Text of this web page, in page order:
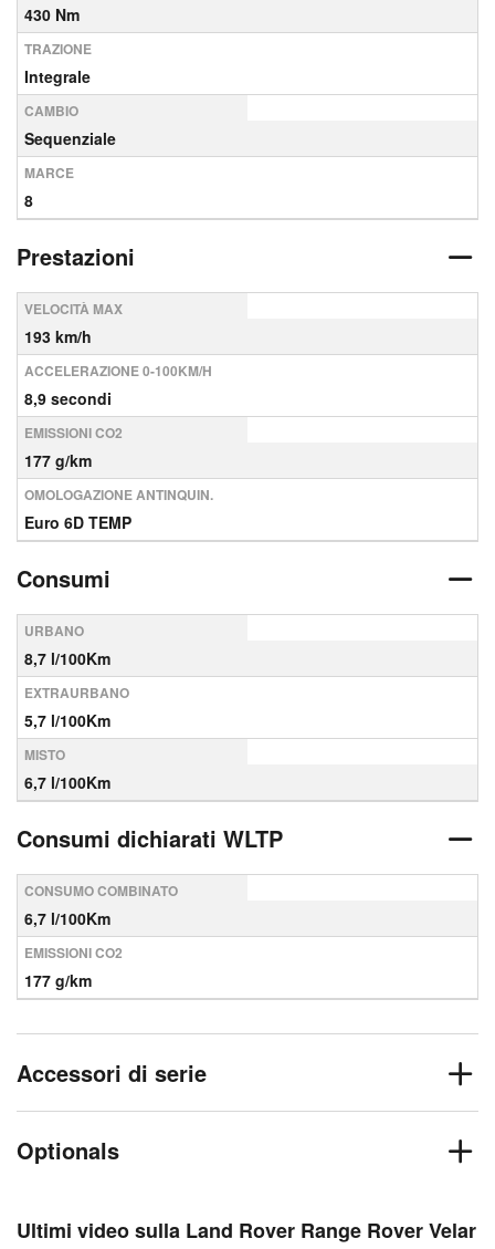
430 Nm
TRAZIONE
Integrale
CAMBIO
Sequenziale
MARCE
8
Prestazioni
VELOCITÀ MAX
193 km/h
ACCELERAZIONE 0-100KM/H
8,9 secondi
EMISSIONI CO2
177 g/km
OMOLOGAZIONE ANTINQUIN.
Euro 6D TEMP
Consumi
URBANO
8,7 l/100Km
EXTRAURBANO
5,7 l/100Km
MISTO
6,7 l/100Km
Consumi dichiarati WLTP
CONSUMO COMBINATO
6,7 l/100Km
EMISSIONI CO2
177 g/km
Accessori di serie
Optionals
Ultimi video sulla Land Rover Range Rover Velar